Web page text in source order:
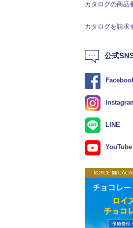
カタログの商品
カタログを請求
公式
LINE
YouTube